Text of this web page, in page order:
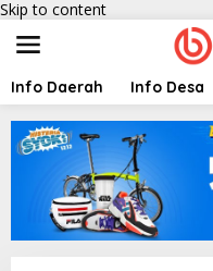
Skip to content
Info Daerah Info Desa